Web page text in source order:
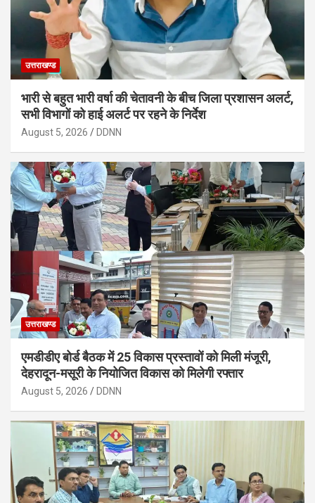
उत्तराखण्ड
भारी से बहुत भारी वर्षा की चेतावनी के बीच जिला प्रशासन अलर्ट,
सभी विभागों को हाई अलर्ट पर रहने के निर्देश
August 5, 2026 DDNN
उत्तराखण्ड
एमडीडीए बोर्ड बैठक में 25 विकास प्रस्तावों को मिली मंजूरी,
देहरादून-मसूरी के नियोजित विकास को मिलेगी रफ्तार
August 5, 2026 DDNN